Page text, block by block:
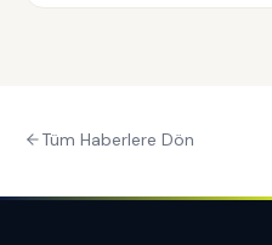
Tüm Haberlere Dön